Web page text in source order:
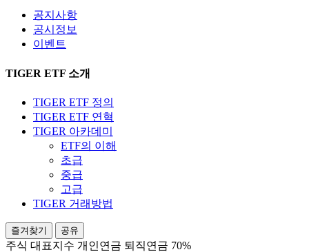
공지사항
공시정보
이벤트
TIGER ETF 소개
TIGER ETF 정의
TIGER ETF 연혁
TIGER 아카데미
ETF의 이해
초급
중급
고급
TIGER 거래방법
즐겨찾기 공유
주식 대표지수 개인연금 퇴직연금 70%